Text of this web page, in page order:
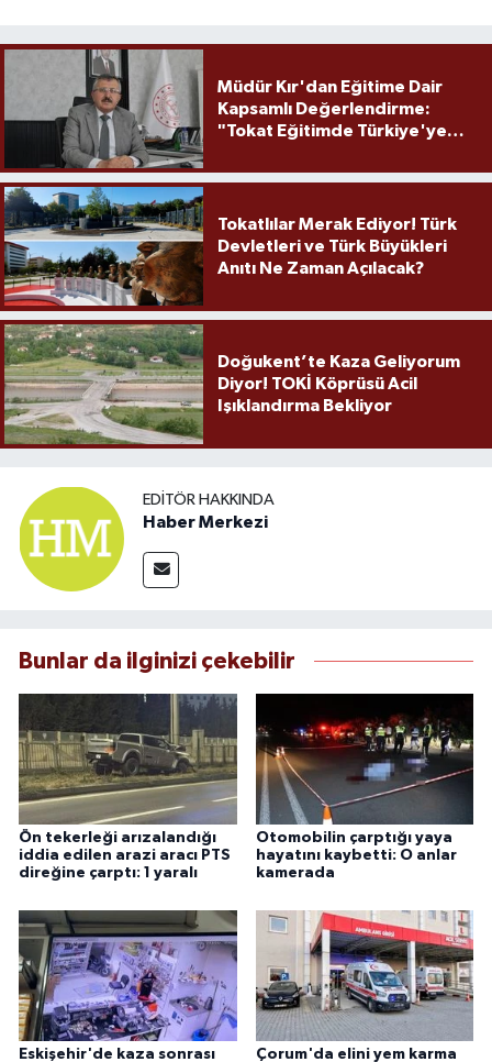
Müdür Kır'dan Eğitime Dair
Kapsamlı Değerlendirme:
"Tokat Eğitimde Türkiye'ye
Tokatlılar Merak Ediyor! Türk
Devletleri ve Türk Büyükleri
Anıtı Ne Zaman Açılacak?
Doğukent’te Kaza Geliyorum
Diyor! TOKİ Köprüsü Acil
Işıklandırma Bekliyor
EDITÖR HAKKINDA
Haber Merkezi
Bunlar da ilginizi çekebilir
Ön tekerleği arızalandığı
iddia edilen arazi aracı PTS
direğine çarptı: 1 yaralı
Otomobilin çarptığı yaya
hayatını kaybetti: O anlar
kamerada
Eskişehir'de kaza sonrası
Çorum'da elini yem karma